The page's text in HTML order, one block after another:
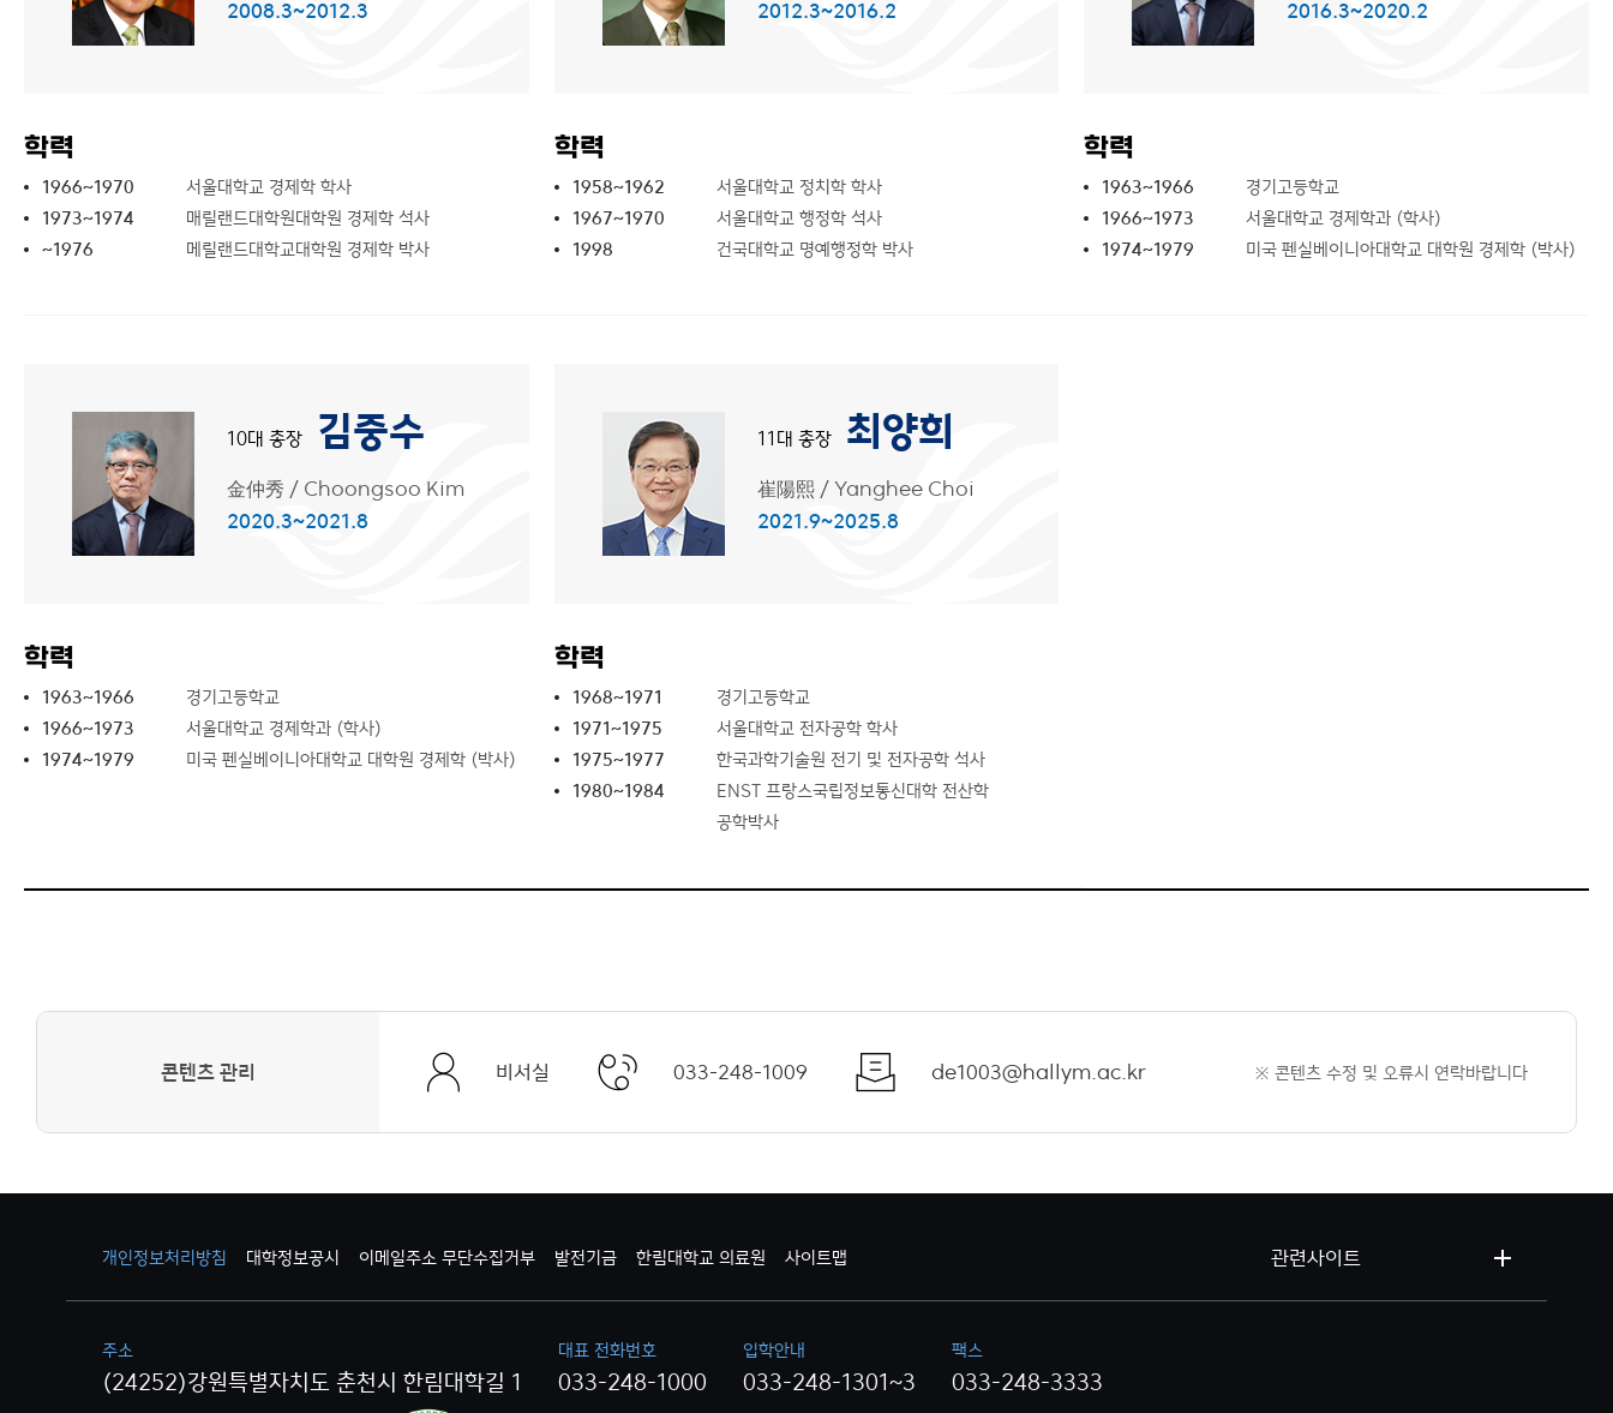
2008.3~2012.3
학력
1966~1970
서울대학교 경제학 학사
1973~1974
매릴랜드대학원대학원 경제학 석사
~1976
메릴랜드대학교대학원 경제학 박사
2012.3~2016.2
학력
1958~1962
서울대학교 정치학 학사
1967~1970
서울대학교 행정학 석사
1998
건국대학교 명예행정학 박사
2016.3~2020.2
학력
1963~1966
경기고등학교
1966~1973
서울대학교 경제학과 (학사)
1974~1979
미국 펜실베이니아대학교 대학원 경제학 (박사)
10대 총장 김중수
金仲秀 / Choongsoo Kim
2020.3~2021.8
학력
1963~1966
경기고등학교
1966~1973
서울대학교 경제학과 (학사)
1974~1979
미국 펜실베이니아대학교 대학원 경제학 (박사)
11대 총장 최양희
崔陽熙 /Yanghee Choi
2021.9~2025.8
학력
1968~1971
경기고등학교
1971~1975
서울대학교 전자공학 학사
1975~1977
한국과학기술원 전기 및 전자공학 석사
1980~1984
ENST 프랑스국립정보통신대학 전산학
공학박사
콘텐츠 관리 비서실 033-248-1009 de1003@hallym.ac.kr ※ 콘텐츠 수정 및 오류시 연락바랍니다
개인정보처리방침 대학정보공시 이메일주소 무단수집거부 발전기금 한림대학교 의료원 사이트맵 관련사이트
주소
(24252)강원특별자치도 춘천시 한림대학길 1
대표 전화번호
033-248-1000
입학안내
033-248-1301~3
팩스
033-248-3333